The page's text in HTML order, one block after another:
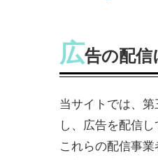
広告の配信
当サイトでは、
し、広告を配信し
これらの配信事